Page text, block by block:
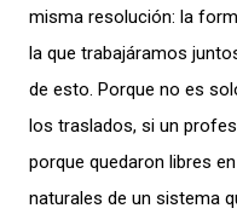
misma resolución: la
la que trabajáramos
de esto. Porque no es
los traslados, si un
porque quedaron libres
naturales de un sistema